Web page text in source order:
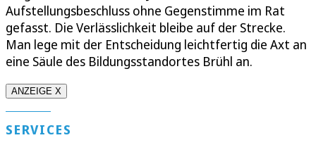
Aufstellungsbeschluss ohne Gegenstimme im Rat
gefasst. Die Verlässlichkeit bleibe auf der Strecke.
Man lege mit der Entscheidung leichtfertig die Axt an
eine Säule des Bildungsstandortes Brühl an.
ANZEIGE X
SERVICES